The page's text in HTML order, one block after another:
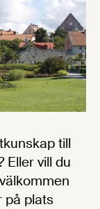
till
Eller vill du
på plats